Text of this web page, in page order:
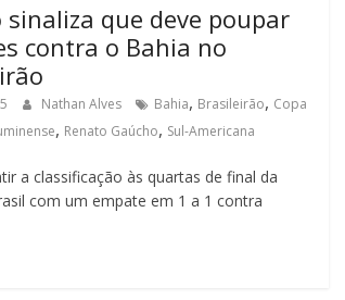
sinaliza que deve poupar
contra o Bahia no
Nathan Alves Bahia, Brasileirão, Copa
, Renato Gaúcho, Sul-Americana
a classificação às quartas de final da
com um empate em 1 a 1 contra